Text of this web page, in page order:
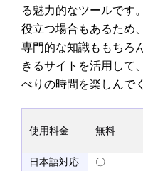
る魅力的なツールです
役立つ場合もあるため
専門的な知識ももちろ
きるサイトを活用して
べりの時間を楽しんで
使用料金 無料
日本語対応
〇